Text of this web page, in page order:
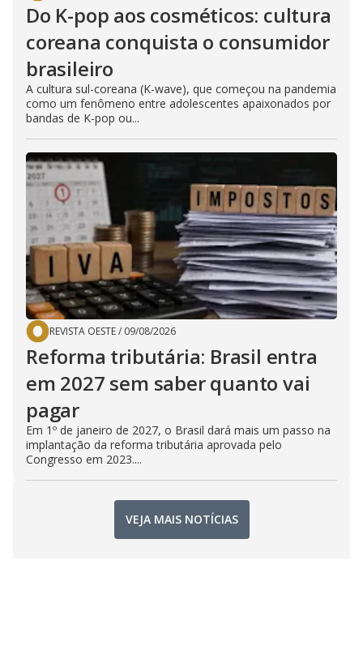
Do K-pop aos cosméticos: cultura
coreana conquista o consumidor
brasileiro
A cultura sul-coreana (K-wave), que começou na pandemia
como um fenômeno entre adolescentes apaixonados por
bandas de K-pop ou...
REVISTA OESTE/ 09/08/2026
Reforma tributária: Brasil entra
em 2027 sem saber quanto vai
pagar
Em 1º de janeiro de 2027, o Brasil dará mais um passo na
implantação da reforma tributária aprovada pelo
Congresso em 2023....
VEJA MAIS NOTÍCIAS